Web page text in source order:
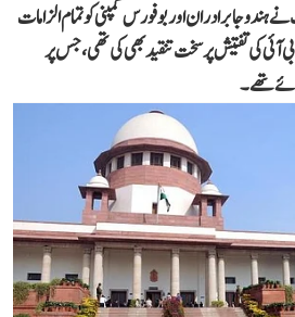
کورٹ نے ہندوجا برادران اور بوفورس کمپنی کو تمام الزامات
کی تفتیش پر سخت تنقید بھی کی تھی، جس پر